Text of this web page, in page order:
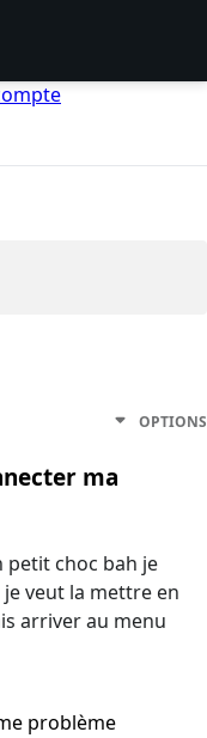
OPTIONS
ma
petit choc bah je
veut la mettre en
arriver au menu
problème